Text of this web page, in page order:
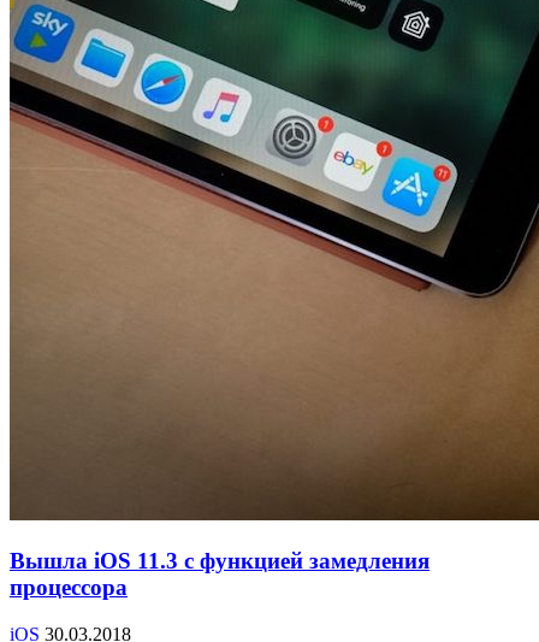
Вышла iOS 11.3 с функцией замедления
процессора
iOS 30.03.2018